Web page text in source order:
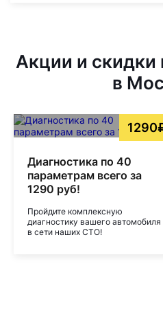
Акции и скидки
в
Диагностика по 40
параметрам всего за
1290 руб!
Пройдите комплексную
диагностику вашего автомобиля
в сети наших СТО!